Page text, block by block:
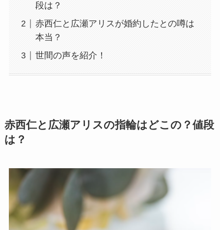
段は？
赤西仁と広瀬アリスが婚約したとの噂は
本当？
世間の声を紹介！
赤西仁と広瀬アリスの指輪はどこの？値段
は？